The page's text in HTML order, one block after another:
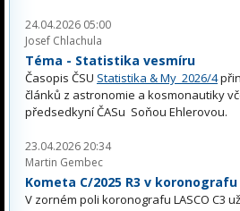
24.04.2026 05:00
Josef Chlachula
Téma - Statistika vesmíru
Časopis ČSU Statistika & My 2026/4
článků z astronomie a kosmonautiky
předsedkyní ČASu Soňou Ehlerovou.
23.04.2026 20:34
Martin Gembec
Kometa C/2025 R3 v koronografu
V zorném poli koronografu LASCO C3